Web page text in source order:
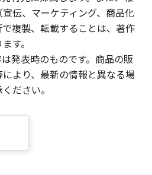
伝、マーケティング、商品化
複製、転載することは、著作
す。
発表時のものです。商品の販
より、最新の情報と異なる場
ださい。